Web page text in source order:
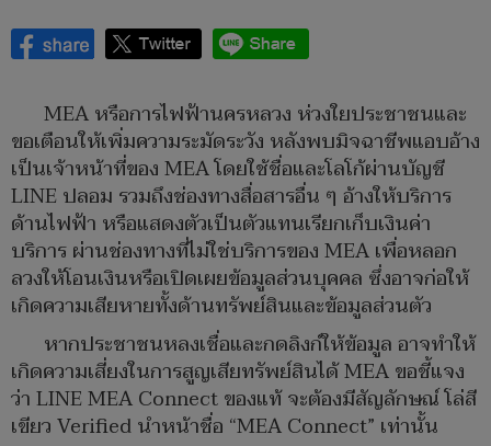
MEA หรือการไฟฟ้านครหลวง ห่วงใยประชาชนและ
ขอเตือนให้เพิ่มความระมัดระวัง หลังพบมิจฉาชีพแอบอ้าง
เป็นเจ้าหน้าที่ของ MEA โดยใช้ชื่อและโลโก้ผ่านบัญชี
LINE ปลอม รวมถึงช่องทางสื่อสารอื่น ๆ อ้างให้บริการ
ด้านไฟฟ้า หรือแสดงตัวเป็นตัวแทนเรียกเก็บเงินค่า
บริการ ผ่านช่องทางที่ไม่ใช่บริการของ MEA เพื่อหลอก
ลวงให้โอนเงินหรือเปิดเผยข้อมูลส่วนบุคคล ซึ่งอาจก่อให้
เกิดความเสียหายทั้งด้านทรัพย์สินและข้อมูลส่วนตัว
หากประชาชนหลงเชื่อและกดลิงก์ให้ข้อมูล อาจทำให้
เกิดความเสี่ยงในการสูญเสียทรัพย์สินได้ MEA ขอชี้แจง
ว่า LINE MEA Connect ของแท้ จะต้องมีสัญลักษณ์ โล่สี
เขียว Verified นำหน้าชื่อ “MEA Connect” เท่านั้น